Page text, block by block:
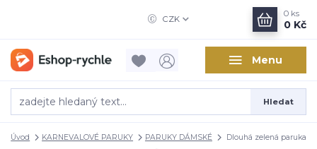
Menu
CZK
Hledat
0 ks
0 Kč
Úvod KARNEVALOVÉ PARUKY PARUKY DÁMSKÉ
Dlouhá zelená paruka